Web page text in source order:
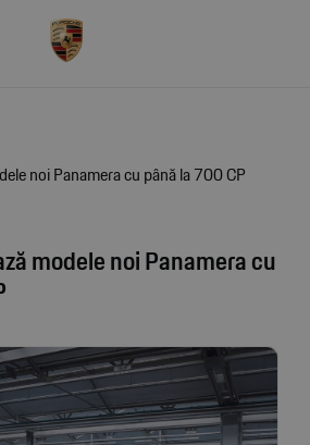
noi Panamera cu până la 700 CP
modele noi Panamera cu